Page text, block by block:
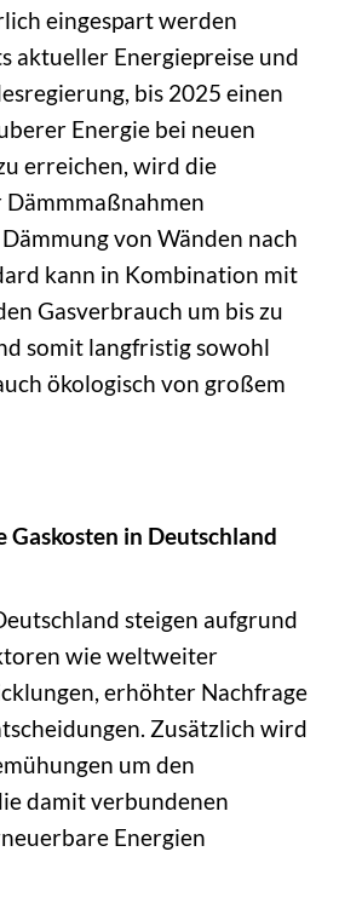
eingespart werden
aktueller Energiepreise und
bis 2025 einen
Energie bei neuen
erreichen, wird die
von Wänden nach
kann in Kombination mit
Gasverbrauch um bis zu
somit langfristig sowohl
ökologisch von großem
Gaskosten in Deutschland
steigen aufgrund
wie weltweiter
erhöhter Nachfrage
Zusätzlich wird
um den
damit verbundenen
Energien